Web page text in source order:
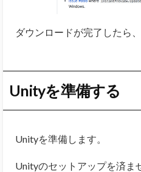
ダウンロードが完了したら
Unityを準備する
Unityを準備します。
Unityのセットアップを済ま